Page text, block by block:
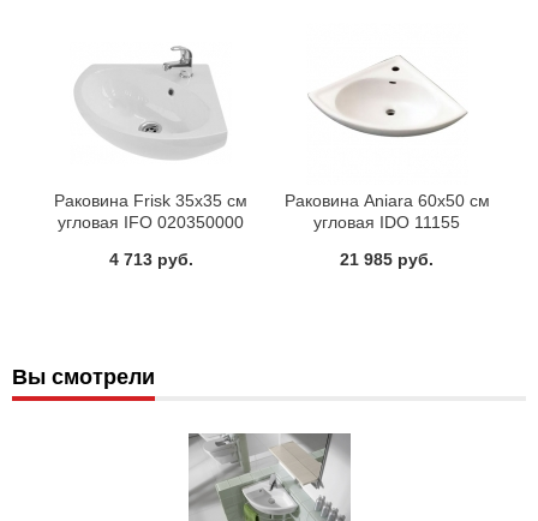
Раковина Frisk 35x35 см
угловая IFO 020350000
4 713 руб.
Раковина Aniara 60x50 см
угловая IDO 11155
21 985 руб.
Вы смотрели